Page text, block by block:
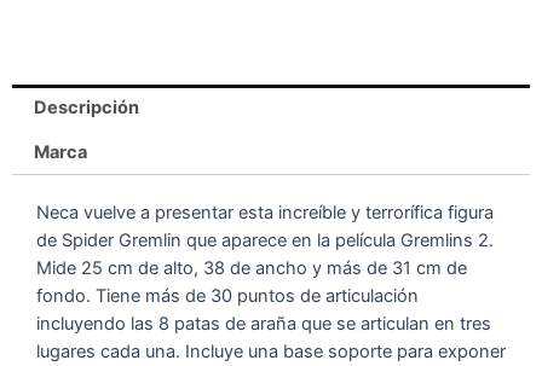
Descripción
Marca
Neca vuelve a presentar esta increíble y terrorífica figura
de Spider Gremlin que aparece en la película Gremlins 2.
Mide 25 cm de alto, 38 de ancho y más de 31 cm de
fondo. Tiene más de 30 puntos de articulación
incluyendo las 8 patas de araña que se articulan en tres
lugares cada una. Incluye una base soporte para exponer